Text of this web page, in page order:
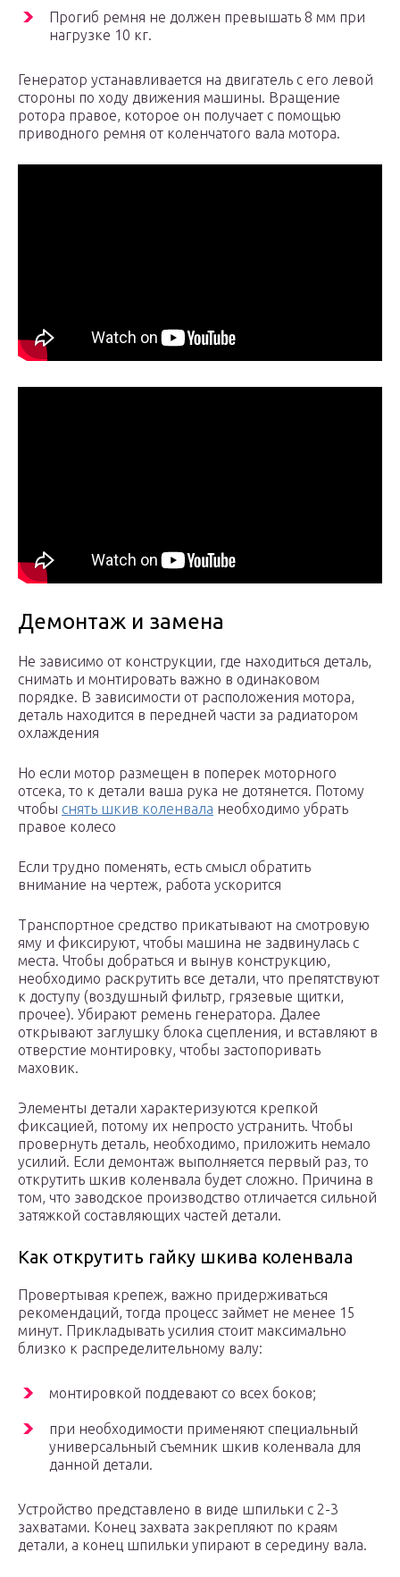
Прогиб ремня не должен превышать 8 мм при
нагрузке 10 кг.
Генератор устанавливается на двигатель с его левой
стороны по ходу движения машины. Вращение
ротора правое, которое он получает с помощью
приводного ремня от коленчатого вала мотора.
Демонтаж и замена
Не зависимо от конструкции, где находиться деталь,
снимать и монтировать важно в одинаковом
порядке. В зависимости от расположения мотора,
деталь находится в передней части за радиатором
охлаждения
Но если мотор размещен в поперек моторного
отсека, то к детали ваша рука не дотянется. Потому
чтобы снять шкив коленвала необходимо убрать
правое колесо
Если трудно поменять, есть смысл обратить
внимание на чертеж, работа ускорится
Транспортное средство прикатывают на смотровую
яму и фиксируют, чтобы машина не задвинулась с
места. Чтобы добраться и вынув конструкцию,
необходимо раскрутить все детали, что препятствуют
к доступу (воздушный фильтр, грязевые щитки,
прочее). Убирают ремень генератора. Далее
открывают заглушку блока сцепления, и вставляют в
отверстие монтировку, чтобы застопоривать
маховик.
Элементы детали характеризуются крепкой
фиксацией, потому их непросто устранить. Чтобы
провернуть деталь, необходимо, приложить немало
усилий. Если демонтаж выполняется первый раз, то
открутить шкив коленвала будет сложно. Причина в
том, что заводское производство отличается сильной
затяжкой составляющих частей детали.
Как открутить гайку шкива коленвала
Провертывая крепеж, важно придерживаться
рекомендаций, тогда процесс займет не менее 15
минут. Прикладывать усилия стоит максимально
близко к распределительному валу:
монтировкой поддевают со всех боков;
при необходимости применяют специальный
универсальный съемник шкив коленвала для
данной детали.
Устройство представлено в виде шпильки с 2-3
захватами. Конец захвата закрепляют по краям
детали, а конец шпильки упирают в середину вала.